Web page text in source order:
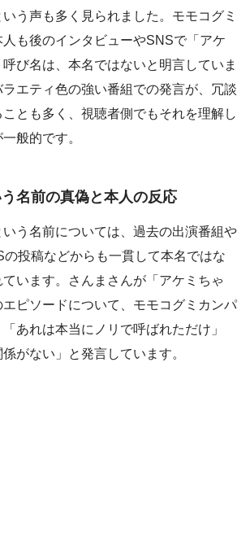
う声も多く見られました。モモコグミ
も後のインタビューやSNSで「アケ
呼び名は、本名ではないと明言していま
エティ色の強い番組での発言が、冗談
とも多く、視聴者側でもそれを理解し
般的です。
う名前の真偽と本人の反応
う名前については、過去の出演番組や
投稿などからも一貫して本名ではな
います。さんまさんが「アケミちゃ
ピソードについて、モモコグミカンパ
あれは本当にノリで呼ばれただけ」
係がない」と発言しています。